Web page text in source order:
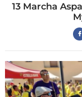
13 Marcha